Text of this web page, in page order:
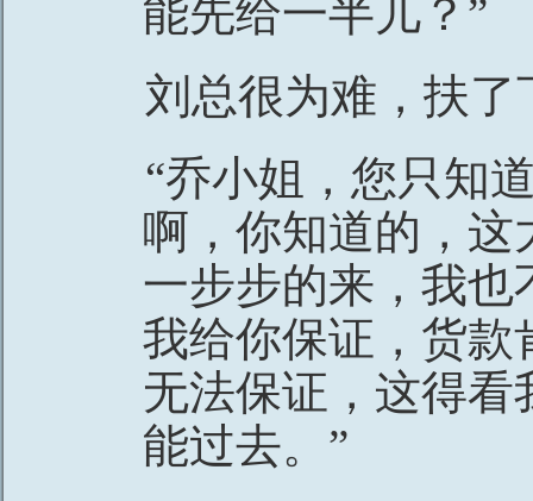
能先给一半儿？”
刘总很为难，扶
“乔小姐，您只知
啊，你知道的，这
一步步的来，我也
我给你保证，货款
无法保证，这得
能过去。”